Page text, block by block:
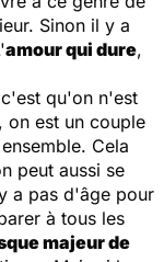
Sinon il y a
amour qui dure,
qu'on n'est
on est un couple
Cela
peut aussi se
a pas d'âge pour
à tous les
majeur de